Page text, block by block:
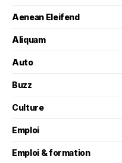
Aenean Eleifend
Aliquam
Auto
Buzz
Culture
Emploi
Emploi & formation